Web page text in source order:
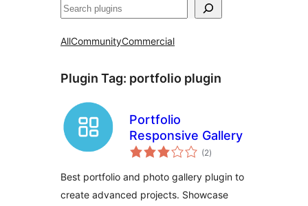
Suchen
AllCommunityCommercial
Plugin Tag: portfolio plugin
Portfolio
Responsive Gallery
(2total
ratings
)
Best portfolio and photo gallery plugin to
create advanced projects. Showcase